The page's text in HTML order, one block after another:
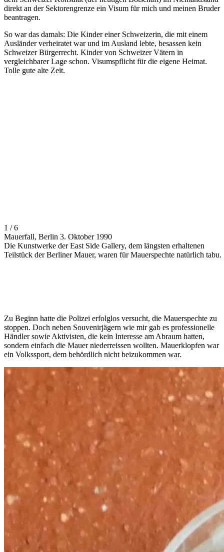
direkt an der Sektorengrenze ein Visum für mich und meinen Bruder
beantragen.
So war das damals: Die Kinder einer Schweizerin, die mit einem
Ausländer verheiratet war und im Ausland lebte, besassen kein
Schweizer Bürgerrecht. Kinder von Schweizer Vätern in
vergleichbarer Lage schon. Visumspflicht für die eigene Heimat.
Tolle gute alte Zeit.
1 / 6
Mauerfall, Berlin 3. Oktober 1990
Die Kunstwerke der East Side Gallery, dem längsten erhaltenen
Teilstück der Berliner Mauer, waren für Mauerspechte natürlich tabu.
Zu Beginn hatte die Polizei erfolglos versucht, die Mauerspechte zu
stoppen. Doch neben Souvenirjägern wie mir gab es professionelle
Händler sowie Aktivisten, die kein Interesse am Abraum hatten,
sondern einfach die Mauer niederreissen wollten. Mauerklopfen war
ein Volkssport, dem behördlich nicht beizukommen war.